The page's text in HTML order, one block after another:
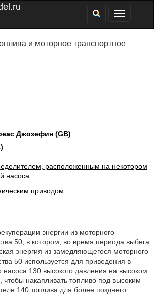
и моторное транспортное
Джозефин (GB)
расположенным на некотором
насоса
приводом
энергии из моторного
50, в котором, во время периода выбега
энергия из замедляющегося моторного
50 используется для приведения в
насоса 130 высокого давления на высоком
чтобы накапливать топливо под высоким
140 топлива для более позднего